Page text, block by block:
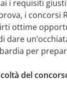
i requisiti
i concorsi
ottime
dare
per
del